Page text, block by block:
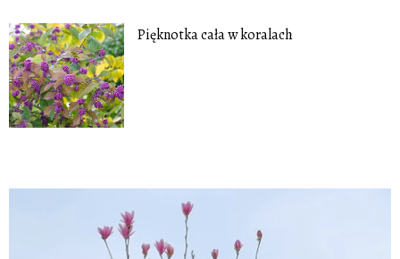
Pięknotka cała w koralach